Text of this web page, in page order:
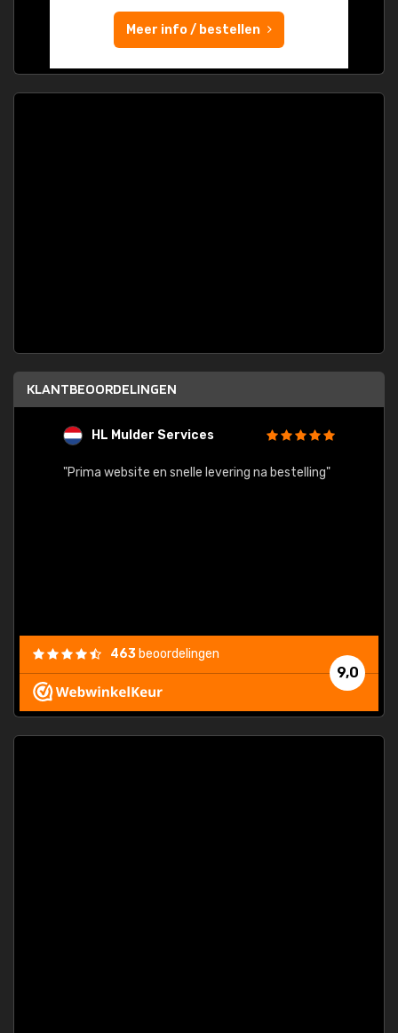
Meer info / bestellen
KLANTBEOORDELINGEN
HL Mulder Services
"Prima website en snelle levering na bestelling"
9,0
463 beoordelingen